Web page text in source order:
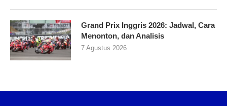
Grand Prix Inggris 2026: Jadwal, Cara
Menonton, dan Analisis
7 Agustus 2026